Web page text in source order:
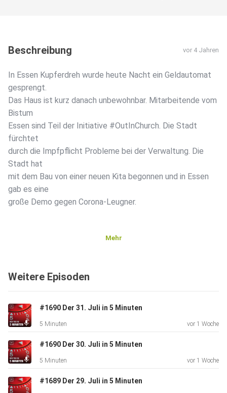
Beschreibung vor 4 Jahren
In Essen Kupferdreh wurde heute Nacht ein Geldautomat
gesprengt.
Das Haus ist kurz danach unbewohnbar. Mitarbeitende vom
Bistum
Essen sind Teil der Initiative #OutInChurch. Die Stadt
fürchtet
durch die Impfpflicht Probleme bei der Verwaltung. Die
Stadt hat
mit dem Bau von einer neuen Kita begonnen und in Essen
gab es eine
große Demo gegen Corona-Leugner.
Mehr
Weitere Episoden
#1690 Der 31. Juli in 5 Minuten
5 Minuten vor 1 Woche
#1690 Der 30. Juli in 5 Minuten
5 Minuten vor 1 Woche
#1689 Der 29. Juli in 5 Minuten